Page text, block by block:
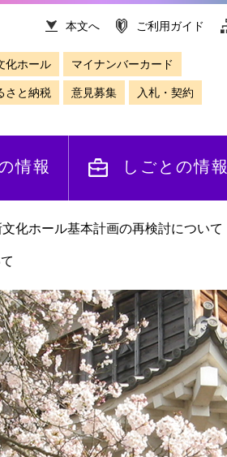
本文へ ご利用ガイド
化ホール マイナンバーカード
さと納税 意見募集 入札・契約
情報 しごとの情報
文化ホール基本計画の再検討について